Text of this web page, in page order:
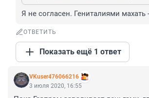
Я не согласен. Гениталиями махать
ОТВЕТИТЬ
Показать ещё 1 ответ
VKuser476066216
3 июля 2020, 16:55